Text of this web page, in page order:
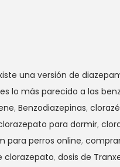
una versión de
lo más parecido a las
, Benzodiazepinas,
para dormir,
para perros online,
clorazepato, dosis de